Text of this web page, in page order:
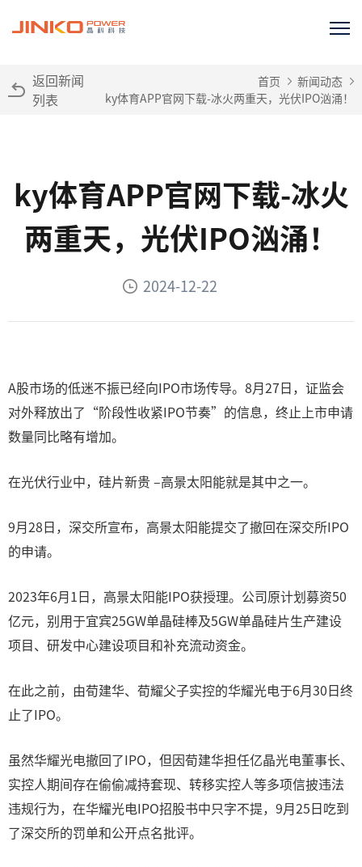
返回新闻
列表
首页
新闻动态
ky体育APP官网下载-冰火两重天，光伏IPO汹涌！
ky体育APP官网下载-冰火
两重天，光伏IPO汹涌！
2024-12-22
A股市场的低迷不振已经向IPO市场传导。8月27日，证监会
对外释放出了“阶段性收紧IPO节奏”的信息，终止上市申请
数量同比略有增加。
在光伏行业中，硅片新贵 –高景太阳能就是其中之一。
9月28日，深交所宣布，高景太阳能提交了撤回在深交所IPO
的申请。
2023年6月1日，高景太阳能IPO获授理。公司原计划募资50
亿元，别用于宜宾25GW单晶硅棒及5GW单晶硅片生产建设
项目、研发中心建设项目和补充流动资金。
在此之前，由荀建华、荀耀父子实控的华耀光电于6月30日终
止了IPO。
虽然华耀光电撤回了IPO，但因荀建华担任亿晶光电董事长、
实控人期间存在偷偷减持套现、转移实控人等多项信披违法
违规行为，在华耀光电IPO招股书中只字不提，9月25日吃到
了深交所的罚单和公开点名批评。